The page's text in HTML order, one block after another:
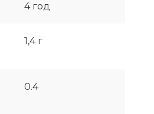
4 год
1,4 г
0.4